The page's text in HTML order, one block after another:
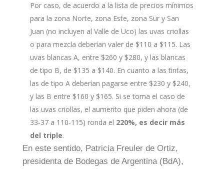
Por caso, de acuerdo a la lista de precios mínimos
para la zona Norte, zona Este, zona Sur y San
Juan (no incluyen al Valle de Uco) las uvas criollas
o para mezcla deberían valer de $110 a $115. Las
uvas blancas A, entre $260 y $280, y las blancas
de tipo B, de $135 a $140. En cuanto a las tintas,
las de tipo A deberían pagarse entre $230 y $240,
y las B entre $160 y $165. Si se toma el caso de
las uvas criollas, el aumento que piden ahora (de
33-37 a 110-115) ronda el 220%, es decir más
del triple.
En este sentido, Patricia Freuler de Ortiz,
presidenta de Bodegas de Argentina (BdA),